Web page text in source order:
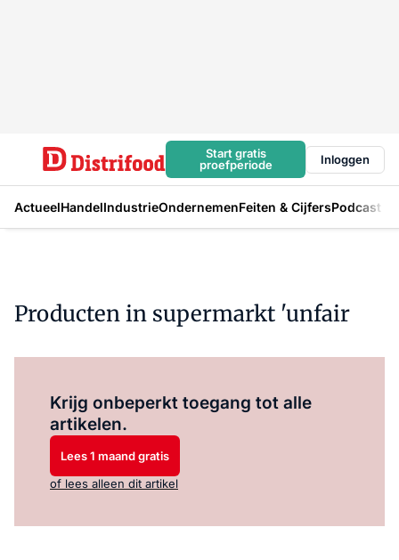
Start gratis
proefperiode
Inloggen
ActueelHandelIndustrieOndernemenFeiten & CijfersPodcast
Producten in supermarkt 'unfair
Krijg onbeperkt toegang tot alle
artikelen.
Lees 1 maand gratis
of lees alleen dit artikel